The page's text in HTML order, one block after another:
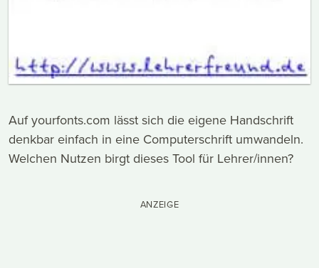
Auf yourfonts.com lässt sich die eigene Handschrift
denkbar einfach in eine Computerschrift umwandeln.
Welchen Nutzen birgt dieses Tool für Lehrer/innen?
ANZEIGE